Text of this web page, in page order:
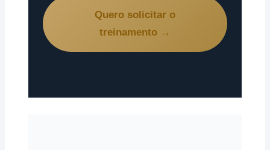
Quero solicitar o
treinamento →